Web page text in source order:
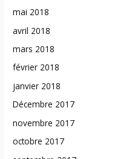
mai 2018
avril 2018
mars 2018
février 2018
janvier 2018
Décembre 2017
novembre 2017
octobre 2017